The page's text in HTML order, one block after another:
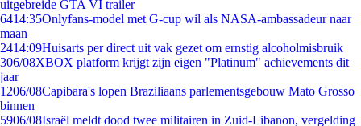
uitgebreide GTA VI trailer
6414:35Onlyfans-model met G-cup wil als NASA-ambassadeur naar
maan
2414:09Huisarts per direct uit vak gezet om ernstig alcoholmisbruik
306/08XBOX platform krijgt zijn eigen "Platinum" achievements dit
jaar
1206/08Capibara's lopen Braziliaans parlementsgebouw Mato Grosso
binnen
5906/08Israël meldt dood twee militairen in Zuid-Libanon, vergelding